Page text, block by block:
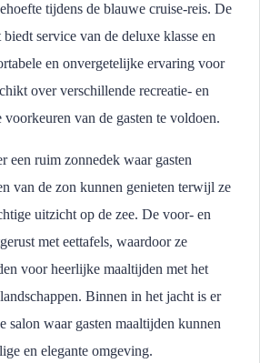
tijdens de blauwe cruise-reis. De
service van de deluxe klasse en
en onvergetelijke ervaring voor
over verschillende recreatie- en
voorkeuren van de gasten te voldoen.
een ruim zonnedek waar gasten
van de zon kunnen genieten terwijl ze
uitzicht op de zee. De voor- en
met eettafels, waardoor ze
voor heerlijke maaltijden met het
Binnen in het jacht is er
salon waar gasten maaltijden kunnen
en elegante omgeving.